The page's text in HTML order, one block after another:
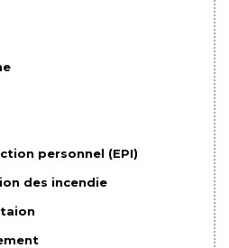
personnel (EPI)
des incendie